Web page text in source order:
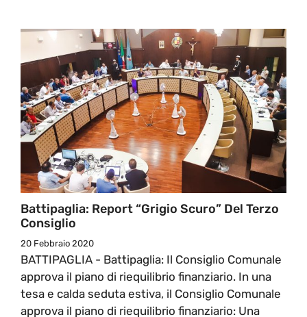
Battipaglia: Report “grigio Scuro” Del Terzo
Consiglio
20 Febbraio 2020
BATTIPAGLIA - Battipaglia: Il Consiglio Comunale
approva il piano di riequilibrio finanziario. In una
tesa e calda seduta estiva, il Consiglio Comunale
approva il piano di riequilibrio finanziario: Una